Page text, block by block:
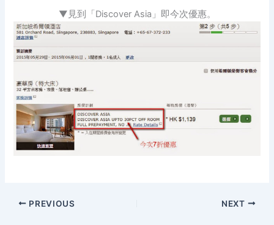
▼見到「Discover Asia」即今次優惠。
PREVIOUS NEXT